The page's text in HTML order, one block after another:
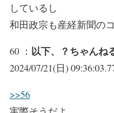
しているし
和田政宗も産経新聞の
60 ： 以下、？ちゃんね
2024/07/21(日)
>>56